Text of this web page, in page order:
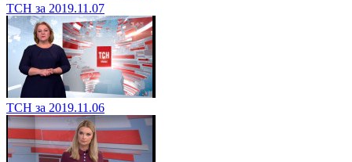
ТСН за 2019.11.07
ТСН за 2019.11.06